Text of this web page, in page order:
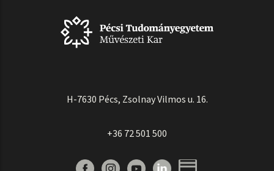
H-7630 Pécs, Zsolnay Vilmos u. 16.
+36 72 501 500